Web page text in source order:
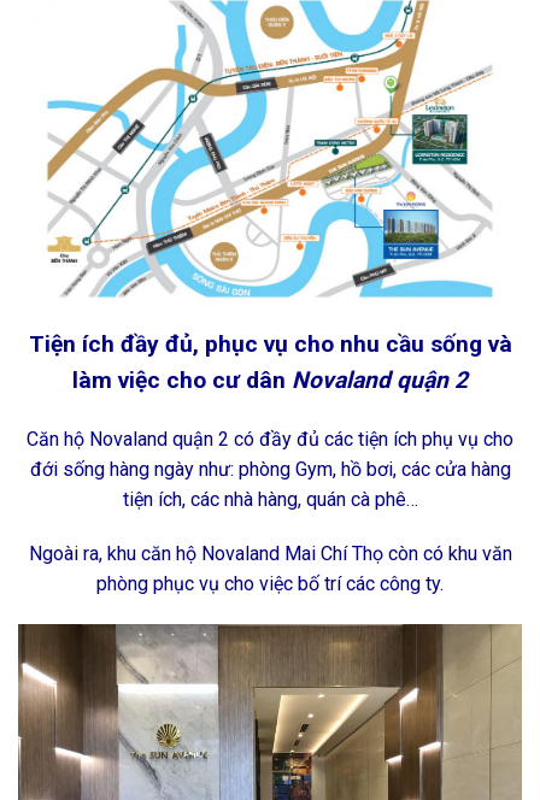
Tiện ích đầy đủ, phục vụ cho nhu cầu sống và
làm việc cho cư dân Novaland quận 2
Căn hộ Novaland quận 2 có đầy đủ các tiện ích phụ vụ cho
đới sống hàng ngày như: phòng Gym, hồ bơi, các cửa hàng
tiện ích, các nhà hàng, quán cà phê…
Ngoài ra, khu căn hộ Novaland Mai Chí Thọ còn có khu văn
phòng phục vụ cho việc bố trí các công ty.